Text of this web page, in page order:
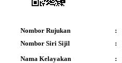
Nombor Rujukan :
Nombor Siri Sijil
:
Nama Kelayakan
: